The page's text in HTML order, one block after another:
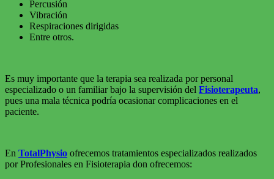
Percusión
Vibración
Respiraciones dirigidas
Entre otros.
Es muy importante que la terapia sea realizada por personal
especializado o un familiar bajo la supervisión del Fisioterapeuta,
pues una mala técnica podría ocasionar complicaciones en el
paciente.
En TotalPhysio ofrecemos tratamientos especializados realizados
por Profesionales en Fisioterapia don ofrecemos: